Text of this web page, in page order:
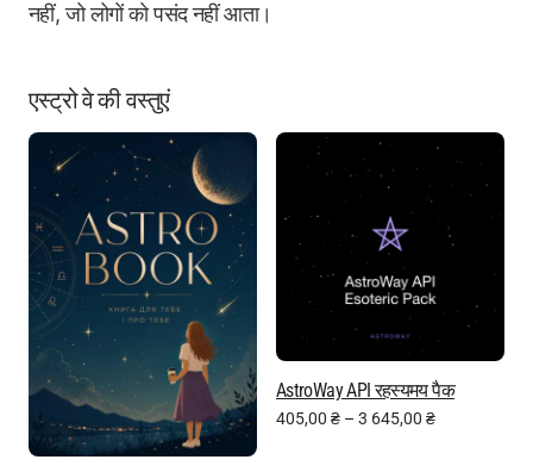
नहीं, जो लोगों को पसंद नहीं आता।
एस्ट्रो वे की वस्तुएं
AstroWay API रहस्यमय पैक
405,00 ₴ – 3 645,00 ₴